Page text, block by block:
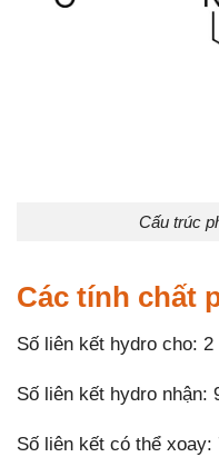
Cấu trúc
Các tính chất
Số liên kết hydro cho: 2
Số liên kết hydro nhận:
Số liên kết có thể xoay: